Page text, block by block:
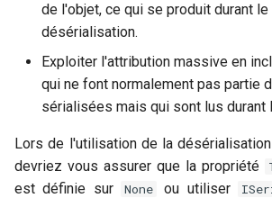
de l'objet, ce qui se produit durant
désérialisation.
Exploiter l'attribution massive en
qui ne font normalement pas partie
sérialisées mais qui sont lus durant
Lors de l'utilisation de la
devriez vous assurer que la propriété
est définie sur None ou utiliser